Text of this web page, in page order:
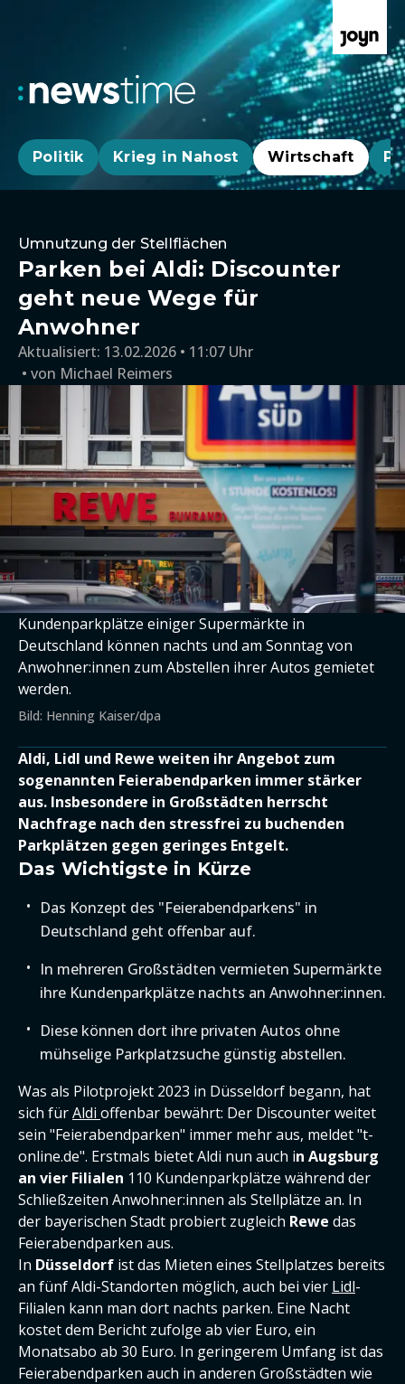
Politik Krieg in Nahost Wirtschaft
Umnutzung der Stellflächen
Parken bei Aldi: Discounter
geht neue Wege für
Anwohner
Aktualisiert: 13.02.2026 • 11:07 Uhr
von Michael Reimers
Kundenparkplätze einiger Supermärkte in
Deutschland können nachts und am Sonntag von
Anwohner:innen zum Abstellen ihrer Autos gemietet
werden.
Bild: Henning Kaiser/dpa
Aldi, Lidl und Rewe weiten ihr Angebot zum
sogenannten Feierabendparken immer stärker
aus. Insbesondere in Großstädten herrscht
Nachfrage nach den stressfrei zu buchenden
Parkplätzen gegen geringes Entgelt.
Das Wichtigste in Kürze
Das Konzept des "Feierabendparkens" in
Deutschland geht offenbar auf.
In mehreren Großstädten vermieten Supermärkte
ihre Kundenparkplätze nachts an Anwohner:innen.
Diese können dort ihre privaten Autos ohne
mühselige Parkplatzsuche günstig abstellen.
Was als Pilotprojekt 2023 in Düsseldorf begann, hat
sich fürAldi offenbar bewährt: Der Discounter weitet
sein "Feierabendparken" immer mehr aus, meldet "t-
online.de". Erstmals bietet Aldi nun auch in Augsburg
an vier Filialen 110 Kundenparkplätze während der
Schließzeiten Anwohner:innen als Stellplätze an. In
der bayerischen Stadt probiert zugleich Rewe das
Feierabendparken aus.
In Düsseldorf ist das Mieten eines Stellplatzes bereits
an fünf Aldi-Standorten möglich, auch bei vier Lidl-
Filialen kann man dort nachts parken. Eine Nacht
kostet dem Bericht zufolge ab vier Euro, ein
Monatsabo ab 30 Euro. In geringerem Umfang ist das
Feierabendparken auch in anderen Großstädten wie